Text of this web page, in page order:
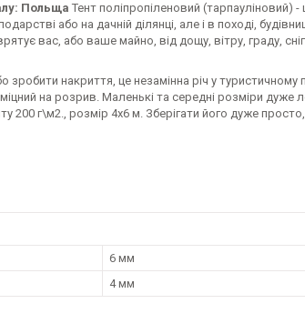
Польща Тент поліпропіленовий (тарпауліновий)
або на дачній ділянці, але і в поході,
вас, або ваше майно, від дощу, вітру, граду,
накриття, це незамінна річ у туристичному
на розрив. Маленькі та середні розміри дуже
200 г\м2., розмір 4х6 м. Зберігати його дуже просто,
6 мм
4 мм